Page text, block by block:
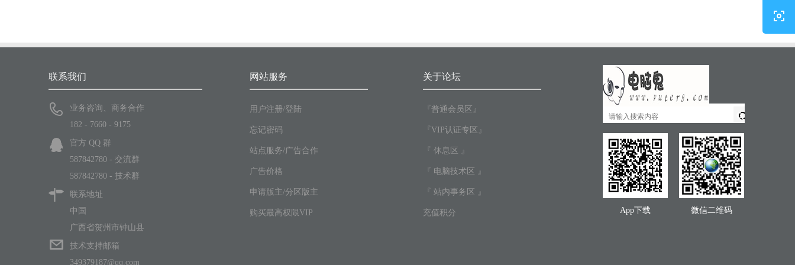
联系我们
业务咨询、商务合作
182 - 7660 - 9175
官方 QQ 群
587842780 - 交流群
587842780 - 技术群
联系地址
中国
广西省贺州市钟山县
技术支持邮箱
349379187@qq.com
网站服务
用户注册/登陆
忘记密码
站点服务/广告合作
广告价格
申请版主/分区版主
购买最高权限VIP
关于论坛
『普通会员区』
『VIP认证专区』
『 休息区 』
『 电脑技术区 』
『 站内事务区 』
充值积分 App下载 微信二维码